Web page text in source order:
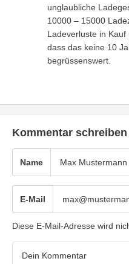
unglaubliche
10000 – 15000
Ladeverluste in
dass das keine 10
begrüssenswert.
Kommentar schreiben
Name
E-Mail
Diese E-Mail-Adresse wird